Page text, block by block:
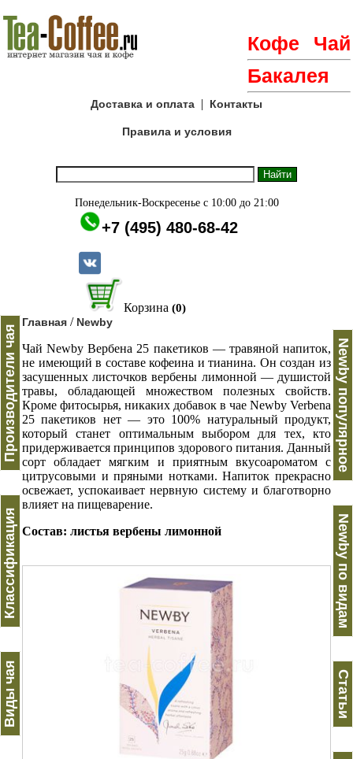
Кофе
Чай
Бакалея
Доставка и оплата | Контакты
Правила и условия
Понедельник-Воскресенье с 10:00 до 21:00
+7 (495) 480-68-42
Корзина (0)
Производители чая
Классификация
Виды чая
Главная / Newby
Чай Newby Вербена 25 пакетиков — травяной напиток,
не имеющий в составе кофеина и тианина. Он создан из
засушенных листочков вербены лимонной — душистой
травы, обладающей множеством полезных свойств.
Кроме фитосырья, никаких добавок в чае Newby Verbena
25 пакетиков нет — это 100% натуральный продукт,
который станет оптимальным выбором для тех, кто
придерживается принципов здорового питания. Данный
сорт обладает мягким и приятным вкусоароматом с
цитрусовыми и пряными нотками. Напиток прекрасно
освежает, успокаивает нервную систему и благотворно
влияет на пищеварение.
Состав: листья вербены лимонной
Newby популярное
Newby по видам
Статьи